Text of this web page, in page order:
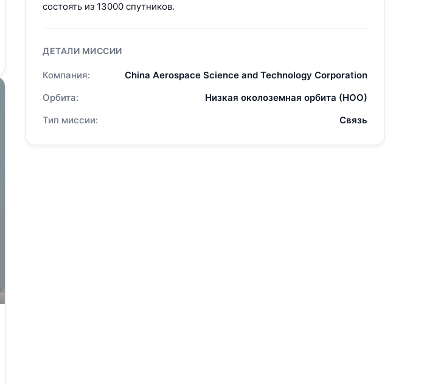
состоять из 13000 спутников.
ДЕТАЛИ МИССИИ
Компания:
China Aerospace Science and Technology Corporation
Орбита:
Низкая околоземная орбита (НОО)
Тип миссии:
Связь